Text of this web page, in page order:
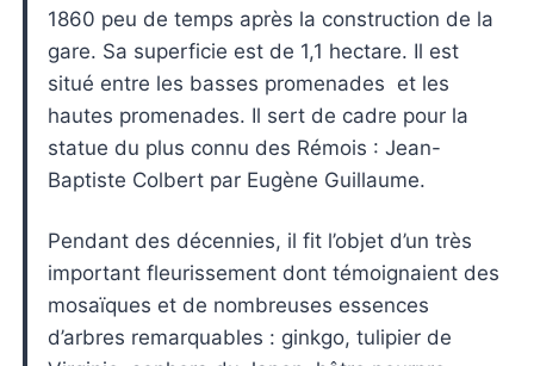
1860 peu de temps après la construction de la
gare. Sa superficie est de 1,1 hectare. Il est
situé entre les basses promenades et les
hautes promenades. Il sert de cadre pour la
statue du plus connu des Rémois : Jean-
Baptiste Colbert par Eugène Guillaume.
Pendant des décennies, il fit l’objet d’un très
important fleurissement dont témoignaient des
mosaïques et de nombreuses essences
d’arbres remarquables : ginkgo, tulipier de